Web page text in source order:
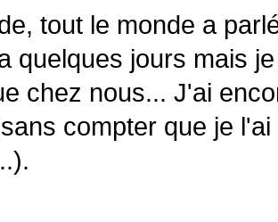
tout le monde a
quelques jours mais
chez nous... J'ai
compter que je